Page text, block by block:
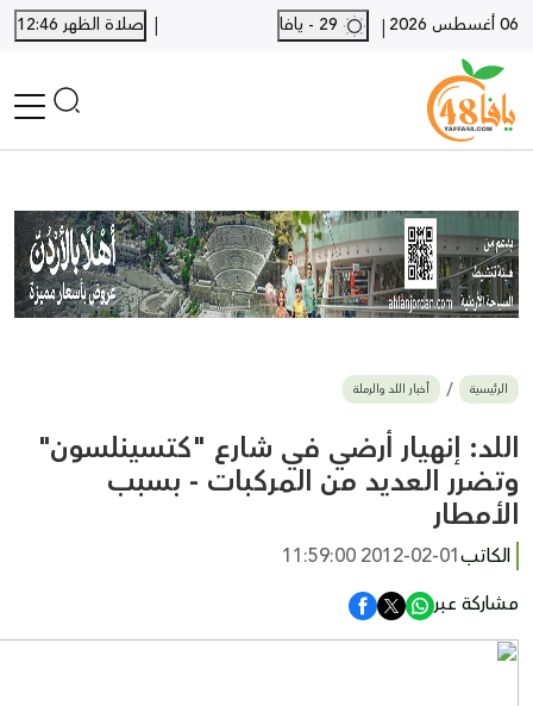
06 أغسطس 2026 |
| صلاة الظهر 12:46
أخبار محلية
أخبار يافا
SHORTS
أخبار اللد والرملة
بيع وشراء
أخبار القدس
وفيات
المزيد
الرئيسية أخبار اللد والرملة
اللد: إنهيار أرضي في شارع "كتسينلسون"
وتضرر العديد من المركبات - بسبب
الأمطار
الكاتب2012-02-01 11:59:00
مشاركة عبر